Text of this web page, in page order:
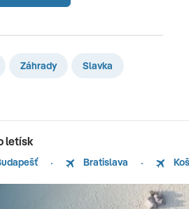
Záhrady Slavka
letísk
Bratislava